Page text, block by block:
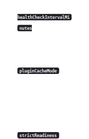
healthCheckIntervalMi
nutes
pluginCacheMode
strictReadiness